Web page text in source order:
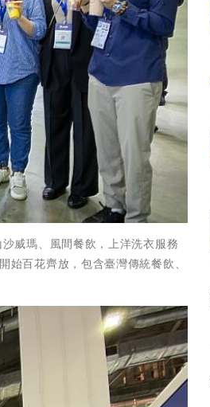
威瑪、風間餐飲，上洋洗衣服務
百花齊放，包含臺灣傳統餐飲、